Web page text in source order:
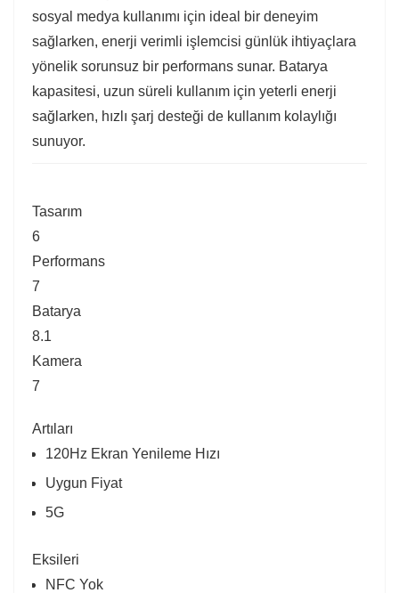
sosyal medya kullanımı için ideal bir deneyim
sağlarken, enerji verimli işlemcisi günlük ihtiyaçlara
yönelik sorunsuz bir performans sunar. Batarya
kapasitesi, uzun süreli kullanım için yeterli enerji
sağlarken, hızlı şarj desteği de kullanım kolaylığı
sunuyor.
Tasarım
6
Performans
7
Batarya
8.1
Kamera
7
Artıları
120Hz Ekran Yenileme Hızı
Uygun Fiyat
5G
Eksileri
NFC Yok